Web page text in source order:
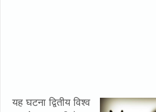
यह घटना द्वितीय विश्व